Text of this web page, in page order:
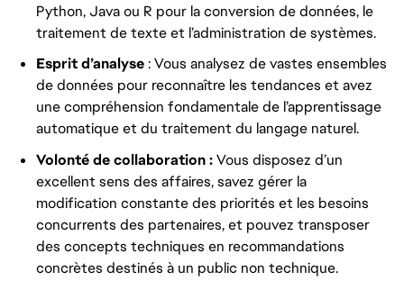
Python, Java ou R pour la conversion de données, le
traitement de texte et l’administration de systèmes.
Esprit d’analyse: Vous analysez de vastes ensembles
de données pour reconnaître les tendances et avez
une compréhension fondamentale de l’apprentissage
automatique et du traitement du langage naturel.
Volonté de collaboration :Vous disposez d’un
excellent sens des affaires, savez gérer la
modification constante des priorités et les besoins
concurrents des partenaires, et pouvez transposer
des concepts techniques en recommandations
concrètes destinés à un public non technique.